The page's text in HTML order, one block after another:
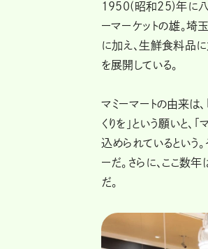
1950(昭和25)年に八
ーマーケットの雄。埼
に加え、生鮮食料品に
を展開している。
マミーマートの由来は
くりを」という願いと
込められているとい
ーだ。さらに、ここ数
だ。